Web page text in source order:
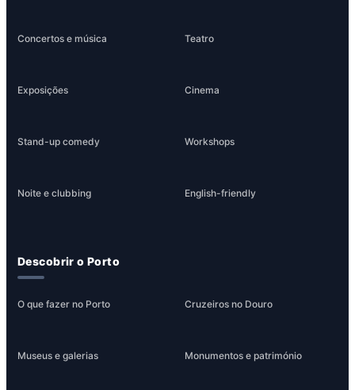
Concertos e música Teatro
Exposições Cinema
Stand-up comedy Workshops
Noite e clubbing English-friendly
Descobrir o Porto
O que fazer no Porto Cruzeiros no Douro
Museus e galerias Monumentos e património